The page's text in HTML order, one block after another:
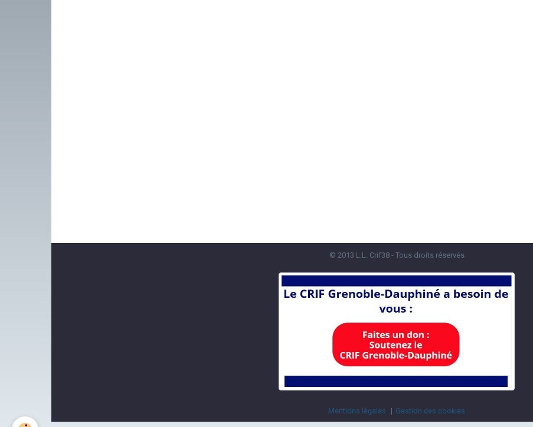
© 2013 L.L. Crif38 - Tous droits réservés
Mentions légales Gestion des cookies